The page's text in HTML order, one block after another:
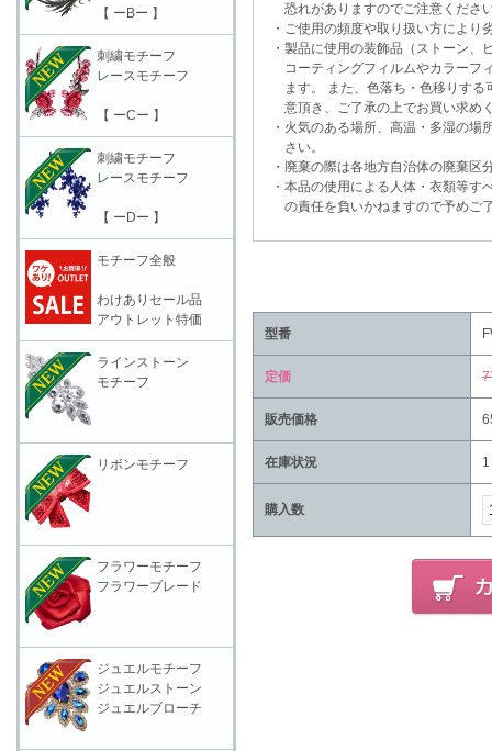
恐れがありますのでご注意くださ
・ご使用の頻度や取り扱い方により
・製品に使用の装飾品（ストーン、
コーティングフィルムやカラーフ
ます。 また、色落ち・色移りする
意頂き、ご了承の上でお買い求め
・火気のある場所、高温・多湿の場
さい。
・廃棄の際は各地方自治体の廃棄区
・本品の使用による人体・衣類等す
の責任を負いかねますので予めご
型番
定価
販売価格
在庫状況 1
購入数
【 ーBー 】
刺繍モチーフ
レースモチーフ
【 ーCー 】
刺繍モチーフ
レースモチーフ
【 ーDー 】
モチーフ全般
わけありセール品
アウトレット特価
ラインストーン
モチーフ
リボンモチーフ
フラワーモチーフ
フラワーブレード
ジュエルモチーフ
ジュエルストーン
ジュエルブローチ